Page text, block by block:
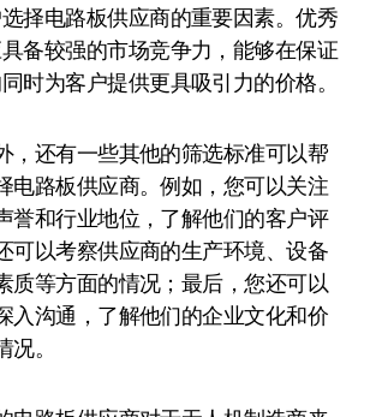
择电路板供应商的重要因素。优秀
备较强的市场竞争力，能够在保证
时为客户提供更具吸引力的价格。
，还有一些其他的筛选标准可以帮
电路板供应商。例如，您可以关注
誉和行业地位，了解他们的客户评
可以考察供应商的生产环境、设备
质等方面的情况；最后，您还可以
入沟通，了解他们的企业文化和价
。